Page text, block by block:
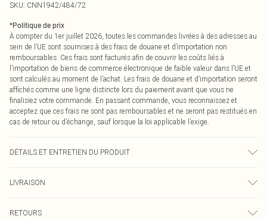
SKU: CNN1942/484/72
*Politique de prix
À compter du 1er juillet 2026, toutes les commandes livrées à des adresses au
sein de l’UE sont soumises à des frais de douane et d’importation non
remboursables. Ces frais sont facturés afin de couvrir les coûts liés à
l’importation de biens de commerce électronique de faible valeur dans l’UE et
sont calculés au moment de l’achat. Les frais de douane et d’importation seront
affichés comme une ligne distincte lors du paiement avant que vous ne
finalisiez votre commande. En passant commande, vous reconnaissez et
acceptez que ces frais ne sont pas remboursables et ne seront pas restitués en
cas de retour ou d’échange, sauf lorsque la loi applicable l’exige.
DÉTAILS ET ENTRETIEN DU PRODUIT
déteindre.
LIVRAISON
RETOURS